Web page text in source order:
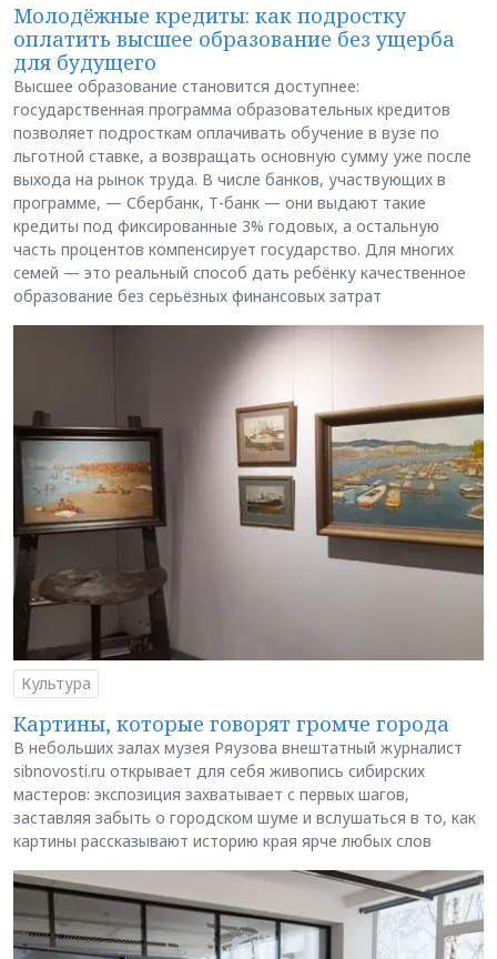
Молодёжные кредиты: как подростку
оплатить высшее образование без ущерба
для будущего
Высшее образование становится доступнее:
государственная программа образовательных кредитов
позволяет подросткам оплачивать обучение в вузе по
льготной ставке, а возвращать основную сумму уже после
выхода на рынок труда. В числе банков, участвующих в
программе, — Сбербанк, Т-банк — они выдают такие
кредиты под фиксированные 3% годовых, а остальную
часть процентов компенсирует государство. Для многих
семей — это реальный способ дать ребёнку качественное
образование без серьёзных финансовых затрат
Культура
Картины, которые говорят громче города
В небольших залах музея Ряузова внештатный журналист
sibnovosti.ru открывает для себя живопись сибирских
мастеров: экспозиция захватывает с первых шагов,
заставляя забыть о городском шуме и вслушаться в то, как
картины рассказывают историю края ярче любых слов